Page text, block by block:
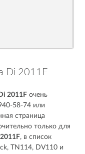
Di 2011F
2011F очень
58-74 или
страница
только для
, в список
TN114, DV110 и